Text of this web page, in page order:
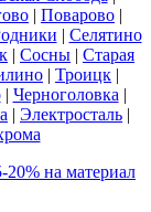
| Поварово |
| Селятино
| Сосны | Старая
| Троицк |
| Черноголовка |
| Электросталь |
на материал